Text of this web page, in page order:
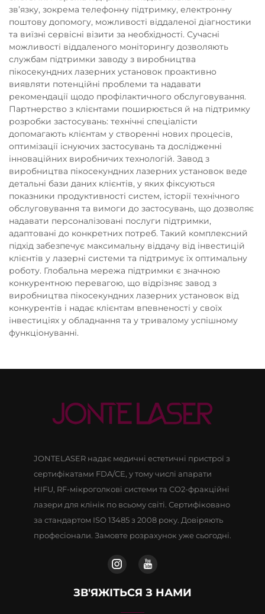
зв’язку, зокрема телефонну підтримку, електронну
поштову допомогу, можливості віддаленої діагностики
та виїзні сервісні візити за необхідності. Сучасні
можливості віддаленого моніторингу дозволяють
службам підтримки заводу з виробництва
пікосекундних лазерних установок проактивно
виявляти потенційні проблеми та надавати
рекомендації щодо профілактичного обслуговування.
Партнерство з клієнтами поширюється й на підтримку
розробки застосувань: технічні спеціалісти
допомагають клієнтам у створенні нових процесів,
оптимізації існуючих застосувань та дослідженні
інноваційних виробничих технологій. Завод з
виробництва пікосекундних лазерних установок веде
детальні бази даних клієнтів, у яких фіксуються
показники продуктивності систем, історії технічного
обслуговування та вимоги до застосувань, що дозволяє
надавати персоналізовані послуги підтримки,
адаптовані до конкретних потреб. Такий комплексний
підхід забезпечує максимальну віддачу від інвестицій
клієнтів у лазерні системи та підтримує їх оптимальну
роботу. Глобальна мережа підтримки є значною
конкурентною перевагою, що відрізняє завод з
виробництва пікосекундних лазерних установок від
конкурентів і надає клієнтам впевненості у своїх
інвестиціях у обладнання та у тривалому успішному
функціонуванні.
JONTELASER надає медичні естетичні пристрої з
сертифікатами FDA/CE, у тому числі апарати
HIFU, RF-мікроголкові системи та CO2-фракційні
лазери для клінік по всьому світі. Сертифіковано
за стандартом ISO 13485 з 2008 року. Довіряють
професіонали. Замовте розрахунок уже сьогодні.
ЗВ'ЯЖІТЬСЯ З НАМИ